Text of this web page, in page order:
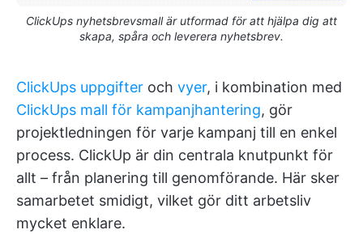
ClickUps nyhetsbrevsmall är utformad för att hjälpa dig att
skapa, spåra och leverera nyhetsbrev.
ClickUps uppgifter och vyer, i kombination med
ClickUps mall för kampanjhantering, gör
projektledningen för varje kampanj till en enkel
process. ClickUp är din centrala knutpunkt för
allt – från planering till genomförande. Här sker
samarbetet smidigt, vilket gör ditt arbetsliv
mycket enklare.